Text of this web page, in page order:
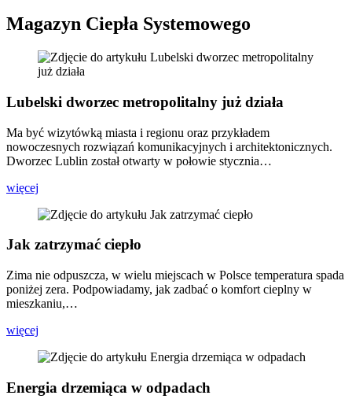
Magazyn Ciepła Systemowego
Lubelski dworzec metropolitalny już działa
Ma być wizytówką miasta i regionu oraz przykładem
nowoczesnych rozwiązań komunikacyjnych i architektonicznych.
Dworzec Lublin został otwarty w połowie stycznia…
więcej
Jak zatrzymać ciepło
Zima nie odpuszcza, w wielu miejscach w Polsce temperatura spada
poniżej zera. Podpowiadamy, jak zadbać o komfort cieplny w
mieszkaniu,…
więcej
Energia drzemiąca w odpadach